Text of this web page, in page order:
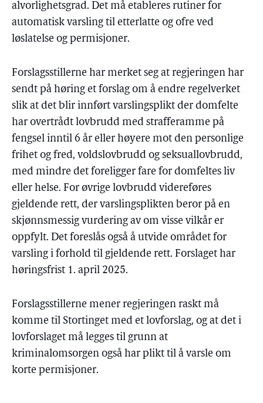
alvorlighetsgrad. Det må etableres rutiner for
automatisk varsling til etterlatte og ofre ved
løslatelse og permisjoner.
Forslagsstillerne har merket seg at regjeringen har
sendt på høring et forslag om å endre regelverket
slik at det blir innført varslingsplikt der domfelte
har overtrådt lovbrudd med strafferamme på
fengsel inntil 6 år eller høyere mot den personlige
frihet og fred, voldslovbrudd og seksuallovbrudd,
med mindre det foreligger fare for domfeltes liv
eller helse. For øvrige lovbrudd videreføres
gjeldende rett, der varslingsplikten beror på en
skjønnsmessig vurdering av om visse vilkår er
oppfylt. Det foreslås også å utvide området for
varsling i forhold til gjeldende rett. Forslaget har
høringsfrist 1. april 2025.
Forslagsstillerne mener regjeringen raskt må
komme til Stortinget med et lovforslag, og at det i
lovforslaget må legges til grunn at
kriminalomsorgen også har plikt til å varsle om
korte permisjoner.